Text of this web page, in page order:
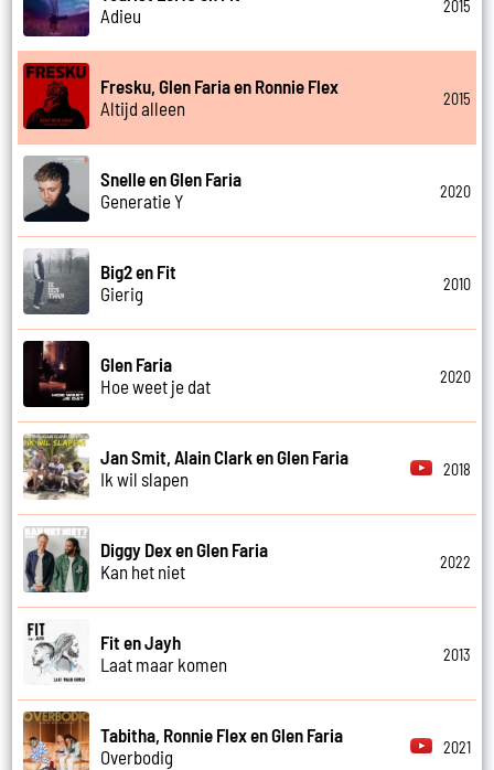
Adieu
2015
Fresku, Glen Faria en Ronnie Flex
Altijd alleen
2015
Snelle en Glen Faria
Generatie Y
2020
Big2 en Fit
Gierig
2010
Glen Faria
Hoe weet je dat
2020
Jan Smit, Alain Clark en Glen Faria
Ik wil slapen
2018
Diggy Dex en Glen Faria
Kan het niet
2022
Fit en Jayh
Laat maar komen
2013
Tabitha, Ronnie Flex en Glen Faria
Overbodig
2021